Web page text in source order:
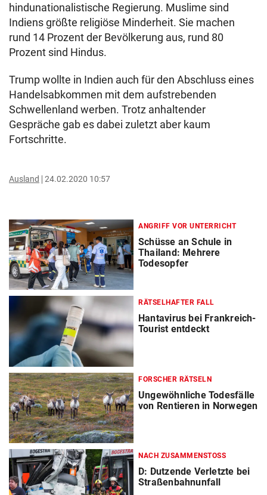
hindunationalistische Regierung. Muslime sind
Indiens größte religiöse Minderheit. Sie machen
rund 14 Prozent der Bevölkerung aus, rund 80
Prozent sind Hindus.
Trump wollte in Indien auch für den Abschluss eines
Handelsabkommen mit dem aufstrebenden
Schwellenland werben. Trotz anhaltender
Gespräche gab es dabei zuletzt aber kaum
Fortschritte.
Ausland 24.02.2020 10:57
ANGRIFF VOR UNTERRICHT
Schüsse an Schule in
Thailand: Mehrere
Todesopfer
RÄTSELHAFTER FALL
Hantavirus bei Frankreich-
Tourist entdeckt
FORSCHER RÄTSELN
Ungewöhnliche Todesfälle
von Rentieren in Norwegen
NACH ZUSAMMENSTOSS
D: Dutzende Verletzte bei
Straßenbahnunfall